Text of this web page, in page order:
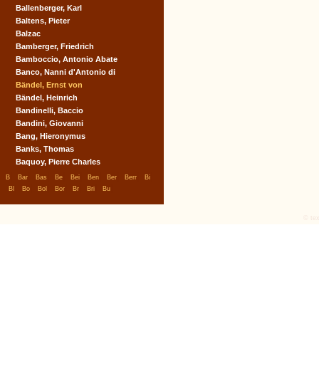
Ballenberger, Karl
Baltens, Pieter
Balzac
Bamberger, Friedrich
Bamboccio, Antonio Abate
Banco, Nanni d'Antonio di
Bändel, Ernst von
Bändel, Heinrich
Bandinelli, Baccio
Bandini, Giovanni
Bang, Hieronymus
Banks, Thomas
Baquoy, Pierre Charles
B Bar Bas Be Bei Ben Ber Berr Bi
Bl Bo Bol Bor Br Bri Bu